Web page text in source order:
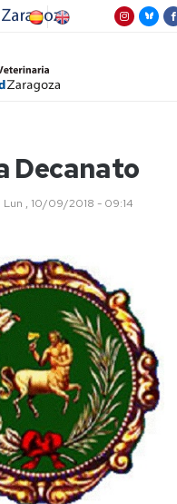
Decanato
Lun , 10/09/2018 - 09:14